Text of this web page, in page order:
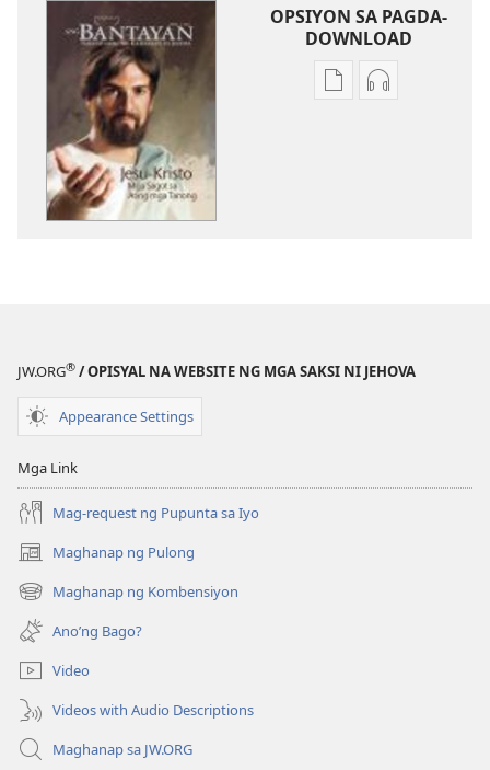
OPSIYON SA PAGDA-
DOWNLOAD
OpsiyonOpsiyon
JW.ORG® / OPISYAL NA WEBSITE NG MGA SAKSI NI JEHOVA
Appearance Settings
Mga Link
Mag-request ng Pupunta sa Iyo
Maghanap ng Pulong
(may
bubukas
na
bagong
window)
Maghanap ng Kombensiyon
(may
bubukas
na
bagong
window)
Ano’ng Bago?
Video
Videos with Audio Descriptions
Maghanap sa JW.ORG